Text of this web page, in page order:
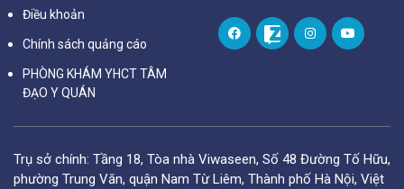
Điều khoản
Chính sách quảng cáo
PHÒNG KHÁM YHCT TÂM
ĐẠO Y QUÁN
Trụ sở chính: Tầng 18, Tòa nhà Viwaseen, Số 48 Đường Tố Hữu,
phường Trung Văn, quận Nam Từ Liêm, Thành phố Hà Nội, Việt